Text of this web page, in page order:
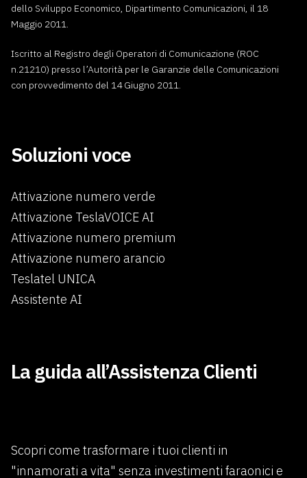
dello Sviluppo Economico, Dipartimento Comunicazioni, il 18
Maggio 2011.
Iscritto al Registro degli Operatori di Comunicazione (ROC
n.21210) presso l’Autorità per le Garanzie delle Comunicazioni
con provvedimento del 14 Giugno 2011.
Soluzioni voce
Attivazione numero verde
Attivazione TeslaVOICE AI
Attivazione numero premium
Attivazione numero arancio
Teslatel UNICA
Assistente AI
La guida all’Assistenza Clienti
Scopri come trasformare i tuoi clienti in
"innamorati a vita" senza investimenti faraonici e
Benvenuti in Teslatel.